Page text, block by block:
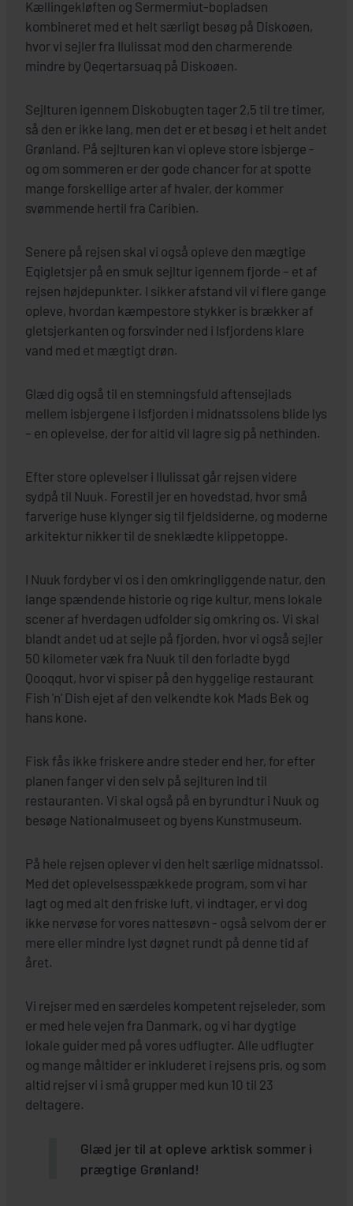
Kællingekløften og Sermermiut-bopladsen
kombineret med et helt særligt besøg på Diskoøen,
hvor vi sejler fra Ilulissat mod den charmerende
mindre by Qeqertarsuaq på Diskoøen.
Sejlturen igennem Diskobugten tager 2,5 til tre timer,
så den er ikke lang, men det er et besøg i et helt andet
Grønland. På sejlturen kan vi opleve store isbjerge -
og om sommeren er der gode chancer for at spotte
mange forskellige arter af hvaler, der kommer
svømmende hertil fra Caribien.
Senere på rejsen skal vi også opleve den mægtige
Eqigletsjer på en smuk sejltur igennem fjorde – et af
rejsen højdepunkter. I sikker afstand vil vi flere gange
opleve, hvordan kæmpestore stykker is brækker af
gletsjerkanten og forsvinder ned i Isfjordens klare
vand med et mægtigt drøn.
Glæd dig også til en stemningsfuld aftensejlads
mellem isbjergene i Isfjorden i midnatssolens blide lys
– en oplevelse, der for altid vil lagre sig på nethinden.
Efter store oplevelser i Ilulissat går rejsen videre
sydpå til Nuuk. Forestil jer en hovedstad, hvor små
farverige huse klynger sig til fjeldsiderne, og moderne
arkitektur nikker til de sneklædte klippetoppe.
I Nuuk fordyber vi os i den omkringliggende natur, den
lange spændende historie og rige kultur, mens lokale
scener af hverdagen udfolder sig omkring os. Vi skal
blandt andet ud at sejle på fjorden, hvor vi også sejler
50 kilometer væk fra Nuuk til den forladte bygd
Qooqqut, hvor vi spiser på den hyggelige restaurant
Fish 'n' Dish ejet af den velkendte kok Mads Bek og
hans kone.
Fisk fås ikke friskere andre steder end her, for efter
planen fanger vi den selv på sejlturen ind til
restauranten. Vi skal også på en byrundtur i Nuuk og
besøge Nationalmuseet og byens Kunstmuseum.
På hele rejsen oplever vi den helt særlige midnatssol.
Med det oplevelsesspækkede program, som vi har
lagt og med alt den friske luft, vi indtager, er vi dog
ikke nervøse for vores nattesøvn - også selvom der er
mere eller mindre lyst døgnet rundt på denne tid af
året.
Vi rejser med en særdeles kompetent rejseleder, som
er med hele vejen fra Danmark, og vi har dygtige
lokale guider med på vores udflugter. Alle udflugter
og mange måltider er inkluderet i rejsens pris, og som
altid rejser vi i små grupper med kun 10 til 23
deltagere.
Glæd jer til at opleve arktisk sommer i
prægtige Grønland!